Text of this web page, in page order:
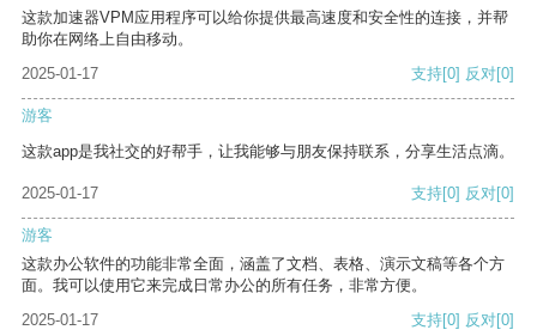
这款加速器VPM应用程序可以给你提供最高速度和安全性的连接，并帮
助你在网络上自由移动。
2025-01-17
支持[0] 反对[0]
游客
这款app是我社交的好帮手，让我能够与朋友保持联系，分享生活点滴。
2025-01-17 支持[0] 反对[0]
游客
这款办公软件的功能非常全面，涵盖了文档、表格、演示文稿等各个方
面。我可以使用它来完成日常办公的所有任务，非常方便。
2025-01-17
支持[0] 反对[0]